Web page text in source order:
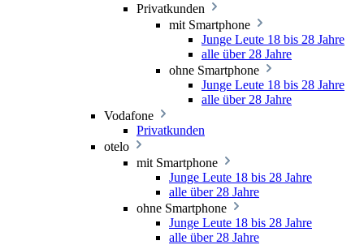
Privatkunden
mit Smartphone
Junge Leute 18 bis 28 Jahre
alle über 28 Jahre
ohne Smartphone
Junge Leute 18 bis 28 Jahre
alle über 28 Jahre
Vodafone
Privatkunden
otelo
mit Smartphone
Junge Leute 18 bis 28 Jahre
alle über 28 Jahre
ohne Smartphone
Junge Leute 18 bis 28 Jahre
alle über 28 Jahre